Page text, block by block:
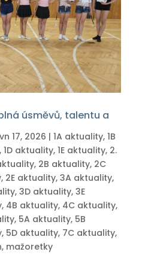
úsměvů, talentu a
17, 2026 | 1A aktuality, 1B
1D aktuality, 1E aktuality, 2.
, 2B aktuality, 2C
, 2E aktuality, 3A aktuality,
, 3D aktuality, 3E
, 4B aktuality, 4C aktuality,
, 5A aktuality, 5B
, 5D aktuality, 7C aktuality,
, mažoretky